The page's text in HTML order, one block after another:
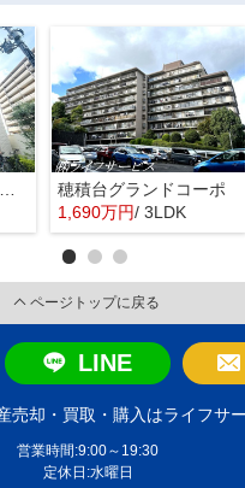
穂積台グランドコーポ
1,690万円/ 3LDK
ページトップに戻る
LINE
売却・買取・購入はライフサ
営業時間:9:00～19:30
定休日:水曜日